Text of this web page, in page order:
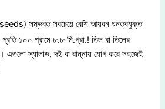
সম্ভবত সবচেয়ে বেশি আয়রন ঘনত্বযুক্ত
১০০ গ্রামে ৮.৮ মি.গ্রা.! তিল বা তিলের
এগুলো স্যালাড, দই বা রান্নায় যোগ করে সহজেই